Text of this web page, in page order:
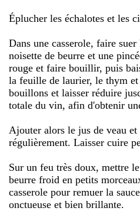
Éplucher les échalotes et les
Dans une casserole, faire
noisette de beurre et une
rouge et faire bouillir, puis
la feuille de laurier, le thym
bouillons et laisser réduire
totale du vin, afin d'obtenir
Ajouter alors le jus de veau
régulièrement. Laisser cuire
Sur un feu très doux, mettre
beurre froid en petits
casserole pour remuer la
onctueuse et bien brillante.